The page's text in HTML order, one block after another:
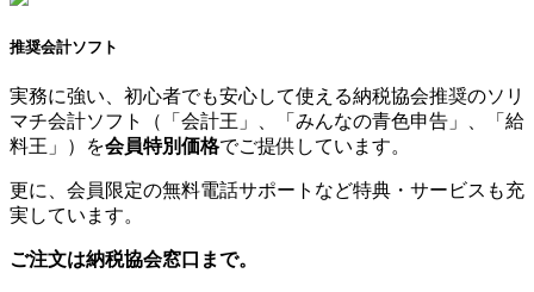
推奨会計ソフト
実務に強い、初心者でも安心して使える納税協会推奨のソリ
マチ会計ソフト（「会計王」、「みんなの青色申告」、「給
料王」）を会員特別価格でご提供しています。
更に、会員限定の無料電話サポートなど特典・サービスも充
実しています。
ご注文は納税協会窓口まで。